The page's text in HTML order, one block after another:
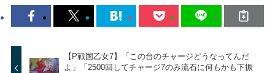
【P戦国乙女7】「この台のチャージどうなってんだ
よ」「2500回してチャージ7のみ流石に何もかも下振